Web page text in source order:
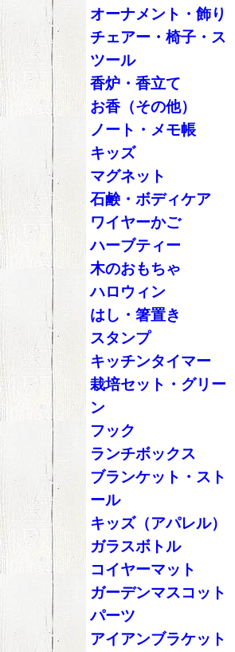
オーナメント・飾り
チェアー・椅子・ス
ツール
香炉・香立て
お香（その他）
ノート・メモ帳
キッズ
マグネット
石鹸・ボディケア
ワイヤーかご
ハーブティー
木のおもちゃ
ハロウィン
はし・箸置き
スタンプ
キッチンタイマー
栽培セット・グリー
ン
フック
ランチボックス
ブランケット・スト
ール
キッズ（アパレル）
ガラスボトル
コイヤーマット
ガーデンマスコット
パーツ
アイアンブラケット